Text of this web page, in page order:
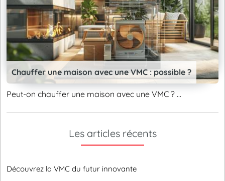
Chauffer une maison avec une VMC : possible ?
Peut-on chauffer une maison avec une VMC ? ...
Les articles récents
Découvrez la VMC du futur innovante